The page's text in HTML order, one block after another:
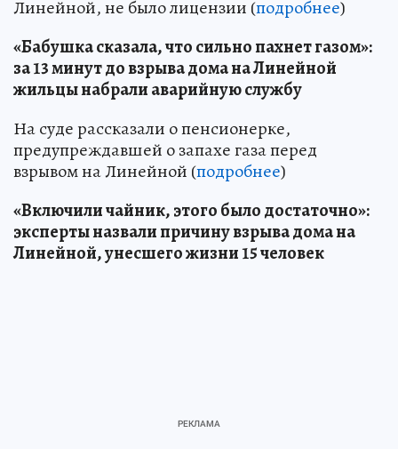
Линейной, не было лицензии (подробнее)
«Бабушка сказала, что сильно пахнет газом»:
за 13 минут до взрыва дома на Линейной
жильцы набрали аварийную службу
На суде рассказали о пенсионерке,
предупреждавшей о запахе газа перед
взрывом на Линейной (подробнее)
«Включили чайник, этого было достаточно»:
эксперты назвали причину взрыва дома на
Линейной, унесшего жизни 15 человек